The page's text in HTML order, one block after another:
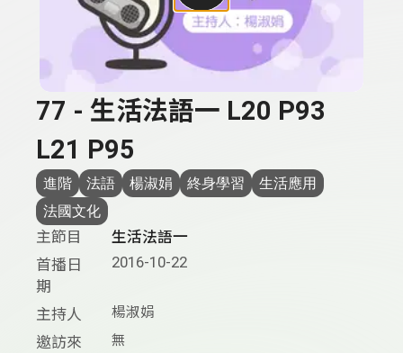
77 - 生活法語一 L20 P93
L21 P95
進階 法語 楊淑娟 終身學習
生活應用
法國文化
主節目
生活法語一
首播日
期
2016-10-22
主持人 楊淑娟
邀訪來
無